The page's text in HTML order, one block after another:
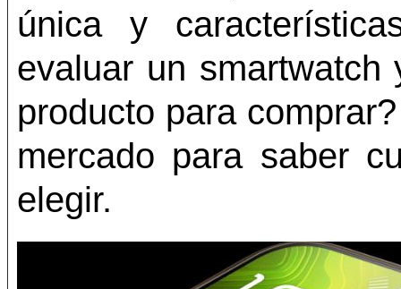
única y
evaluar un
producto para
mercado para saber
elegir.